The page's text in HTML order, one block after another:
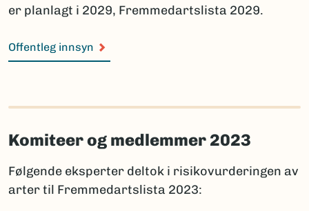
er planlagt i 2029, Fremmedartslista 2029.
Offentleg innsyn
Komiteer og medlemmer 2023
Følgende eksperter deltok i risikovurderingen av
arter til Fremmedartslista 2023: